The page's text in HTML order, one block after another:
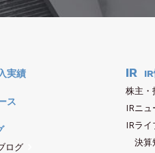
実績
ス
ログ
IR
株主・
IRニュ
IRライ
決算